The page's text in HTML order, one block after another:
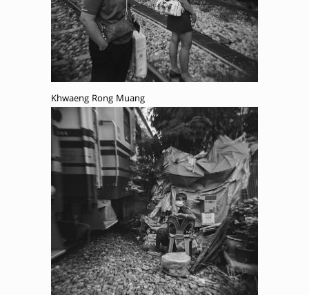
Khwaeng Rong Muang